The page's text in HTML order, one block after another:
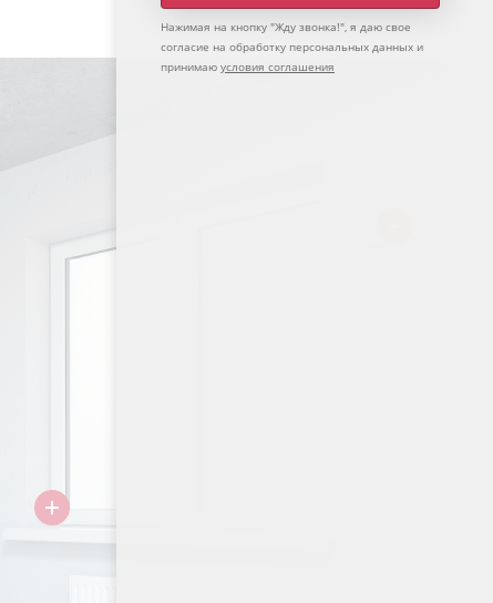
Нажимая на кнопку "Жду звонка!", я даю свое
согласие на обработку персональных данных и
принимаю условия соглашения